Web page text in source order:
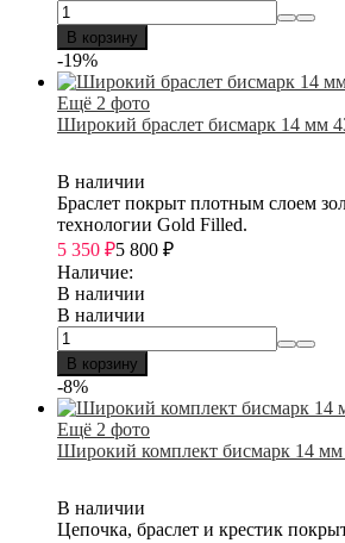
В корзину
-19%
Ещё 2 фото
Широкий браслет бисмарк 14 мм
В наличии
Браслет покрыт плотным слоем
технологии Gold Filled.
5 350 ₽5 800 ₽
Наличие:
В наличии
В наличии
В корзину
-8%
Ещё 2 фото
Широкий комплект бисмарк 14 мм
В наличии
Цепочка, браслет и крестик